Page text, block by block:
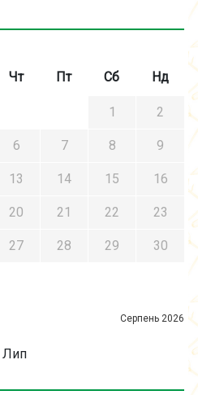
Серпень 2026
Чт Пт Сб Нд
1 2
6 7 8 9
13 14 15 16
20 21 22 23
27 28 29 30
Лип